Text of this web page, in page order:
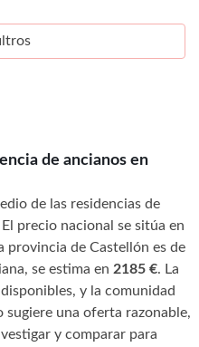
de ancianos en
de las residencias de
precio nacional se sitúa en
provincia de Castellón es de
se estima en 2185 €. La
disponibles, y la comunidad
sugiere una oferta razonable,
y comparar para